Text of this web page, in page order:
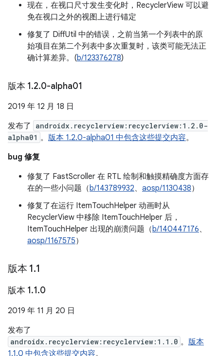
现在，在视口尺寸发生变化时，RecyclerView 可以避
免在视口之外的视图上进行锚定
修复了 DiffUtil 中的错误，之前当第一个列表中的原
始项目在第二个列表中多次重复时，该类可能无法正
确计算差异。(b/123376278)
版本 1.2.0-alpha01
2019 年 12 月 18 日
发布了
androidx.recyclerview:recyclerview:1.2.0-
alpha01 。 版本 1.2.0-alpha01 中包含这些提交内容。
bug 修复
修复了 FastScroller 在 RTL 绘制和触摸精确度方面存
在的一些小问题（b/143789932、 aosp/1130438）
修复了在运行 ItemTouchHelper 动画时从
RecyclerView 中移除 ItemTouchHelper 后，
ItemTouchHelper 出现的崩溃问题（b/140447176、
aosp/1167575）
版本 1.1
版本 1.1.0
2019 年 11 月 20 日
发布了
androidx.recyclerview:recyclerview:1.1.0 。 版本
1.1.0 中包含这些提交内容。